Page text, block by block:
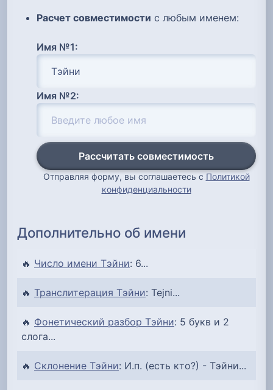
Расчет совместимости с любым именем:
Имя №1:
Имя №2:
Рассчитать совместимость
Отправляя форму, вы соглашаетесь с Политикой
конфиденциальности
Дополнительно об имени
🔥 Число имени Тэйни: 6...
🔥 Транслитерация Тэйни: Tejni...
🔥 Фонетический разбор Тэйни: 5 букв и 2
слога...
🔥 Склонение Тэйни: И.п. (есть кто?) - Тэйни...